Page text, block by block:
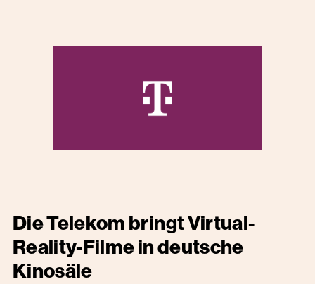
Die Telekom bringt Virtual-
Reality-Filme in deutsche
Kinosäle